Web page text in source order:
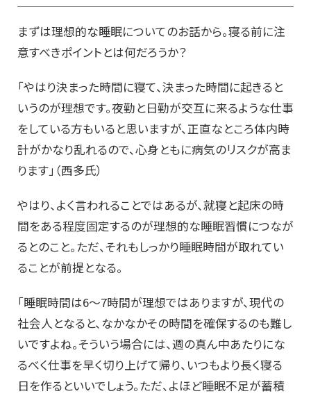
まずは理想的な睡眠についてのお話から。寝る前に注
意すべきポイントとは何だろうか？
「やはり決まった時間に寝て、決まった時間に起きると
いうのが理想です。夜勤と日勤が交互に来るような仕事
をしている方もいると思いますが、正直なところ体内時
計がかなり乱れるので、心身ともに病気のリスクが高ま
ります」（西多氏）
やはり、よく言われることではあるが、就寝と起床の時
間をある程度固定するのが理想的な睡眠習慣につなが
るとのこと。ただ、それもしっかり睡眠時間が取れてい
ることが前提となる。
「睡眠時間は6〜7時間が理想ではありますが、現代の
社会人となると、なかなかその時間を確保するのも難し
いですよね。そういう場合には、週の真ん中あたりにな
るべく仕事を早く切り上げて帰り、いつもより長く寝る
日を作るといいでしょう。ただ、よほど睡眠不足が蓄積